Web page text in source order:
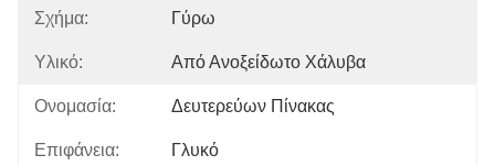
Σχήμα: Γύρω
Υλικό: Από Ανοξείδωτο Χάλυβα
Ονομασία: Δευτερεύων Πίνακας
Επιφάνεια: Γλυκό